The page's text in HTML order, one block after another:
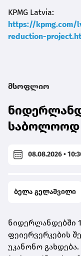
KPMG Latvia:
https://kpmg.com/
reduction-
მსოფლიო
საბოლოოდ
08.08.2026 •
ბელა გელაშვილი
ნიდერლანდებში
ფეიერვერკების
უკანონო